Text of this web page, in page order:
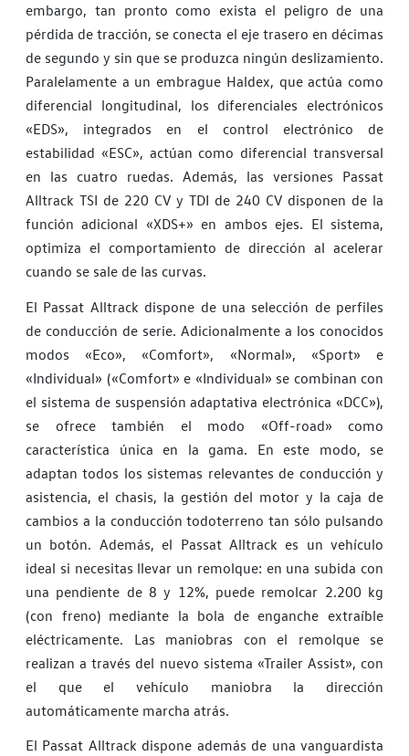
embargo, tan pronto como exista el peligro de una
pérdida de tracción, se conecta el eje trasero en décimas
de segundo y sin que se produzca ningún deslizamiento.
Paralelamente a un embrague Haldex, que actúa como
diferencial longitudinal, los diferenciales electrónicos
«EDS», integrados en el control electrónico de
estabilidad «ESC», actúan como diferencial transversal
en las cuatro ruedas. Además, las versiones Passat
Alltrack TSI de 220 CV y TDI de 240 CV disponen de la
función adicional «XDS+» en ambos ejes. El sistema,
optimiza el comportamiento de dirección al acelerar
cuando se sale de las curvas.
El Passat Alltrack dispone de una selección de perfiles
de conducción de serie. Adicionalmente a los conocidos
modos «Eco», «Comfort», «Normal», «Sport» e
«Individual» («Comfort» e «Individual» se combinan con
el sistema de suspensión adaptativa electrónica «DCC»),
se ofrece también el modo «Off-road» como
característica única en la gama. En este modo, se
adaptan todos los sistemas relevantes de conducción y
asistencia, el chasis, la gestión del motor y la caja de
cambios a la conducción todoterreno tan sólo pulsando
un botón. Además, el Passat Alltrack es un vehículo
ideal si necesitas llevar un remolque: en una subida con
una pendiente de 8 y 12%, puede remolcar 2.200 kg
(con freno) mediante la bola de enganche extraíble
eléctricamente. Las maniobras con el remolque se
realizan a través del nuevo sistema «Trailer Assist», con
el que el vehículo maniobra la dirección
automáticamente marcha atrás.
El Passat Alltrack dispone además de una vanguardista